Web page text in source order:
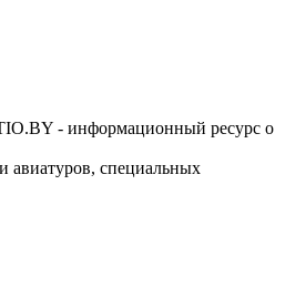
- информационный ресурс о
авиатуров, специальных